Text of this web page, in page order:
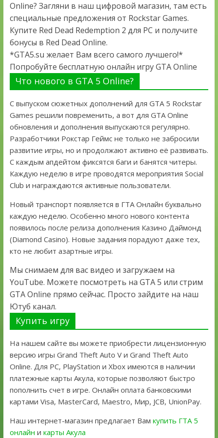
Online? Загляни в наш цифровой магазин, там есть
специальные предложения от Rockstar Games.
Купите Red Dead Redemption 2 для PC и получите
бонусы в Red Dead Online.
*GTA5.su желает Вам всего самого лучшего!*
Попробуйте бесплатную онлайн игру GTA Online
Что нового в GTA 5 Online?
С выпуском сюжетных дополнений для GTA 5 Rockstar
Games решили повременить, а вот для GTA Online
обновления и дополнения выпускаются регулярно.
Разработчики Рокстар Геймс не только не забросили
развитие игры, но и продолжают активно её развивать.
С каждым апдейтом фиксятся баги и банятся читеры.
Каждую неделю в игре проводятся мероприятия Social
Club и награждаются активные пользователи.
Новый транспорт появляется в ГТА Онлайн буквально
каждую неделю. Особенно много нового контента
появилось после релиза дополнения Казино Даймонд
(Diamond Casino). Новые задания порадуют даже тех,
кто не любит азартные игры.
Мы снимаем для вас видео и загружаем на
YouTube. Можете посмотреть на GTA 5 или стрим
GTA Online прямо сейчас. Просто зайдите на наш
Ютуб канал.
Купить игру
На нашем сайте вы можете приобрести лицензионную
версию игры Grand Theft Auto V и Grand Theft Auto
Online. Для PC, PlayStation и Xbox имеются в наличии
платежные карты Акула, которые позволяют быстро
пополнить счет в игре. Онлайн оплата банковскими
картами Visa, MasterCard, Maestro, Мир, JCB, UnionPay.
Наш интернет-магазин предлагает Вам купить ГТА 5
онлайн и карты Акула